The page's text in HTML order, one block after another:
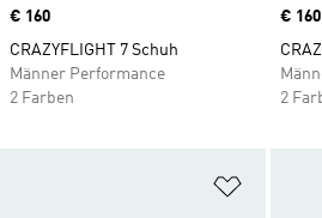
Price
€ 160
CRAZYFLIGHT 7 Schuh
Männer Performance
2 Farben
Price
€ 160
2